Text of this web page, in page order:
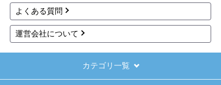
よくある質問
運営会社について
カテゴリ一覧